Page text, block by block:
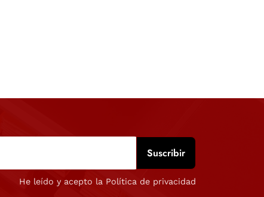
He leído y acepto la Política de privacidad